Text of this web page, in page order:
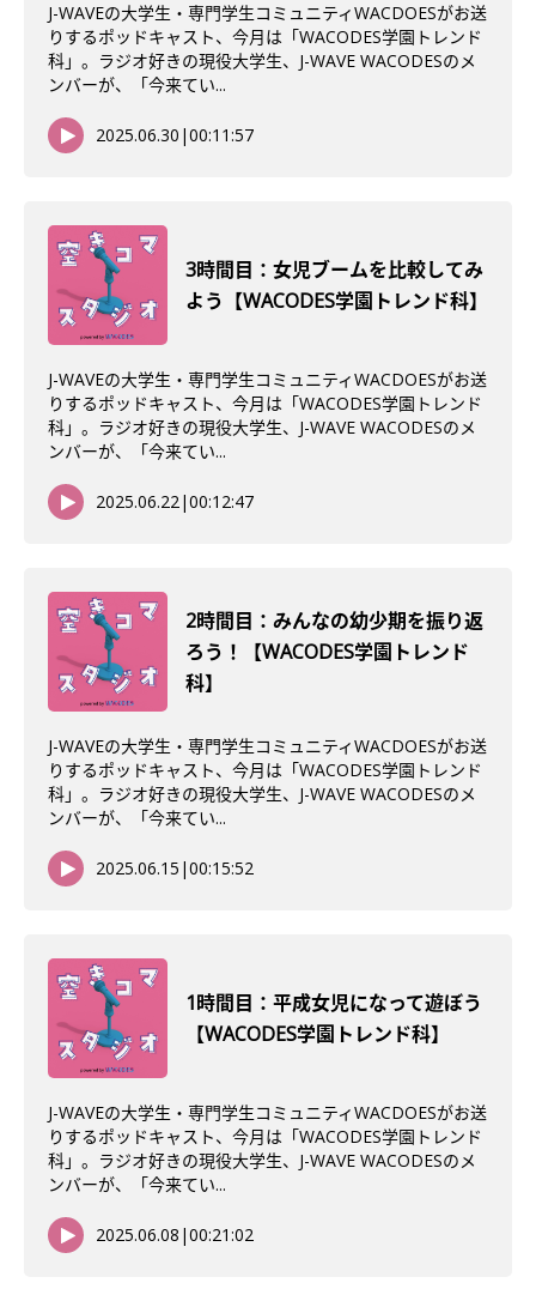
J-WAVEの大学生・専門学生コミュニティWACDOESがお送
りするポッドキャスト、今月は「WACODES学園トレンド
科」。ラジオ好きの現役大学生、J-WAVE WACODESのメ
ンバーが、「今来てい...
2025.06.30 |00:11:57
3時間目：女児ブームを比較してみ
よう【WACODES学園トレンド科】
J-WAVEの大学生・専門学生コミュニティWACDOESがお送
りするポッドキャスト、今月は「WACODES学園トレンド
科」。ラジオ好きの現役大学生、J-WAVE WACODESのメ
ンバーが、「今来てい...
2025.06.22|00:12:47
2時間目：みんなの幼少期を振り返
ろう！【WACODES学園トレンド
科】
J-WAVEの大学生・専門学生コミュニティWACDOESがお送
りするポッドキャスト、今月は「WACODES学園トレンド
科」。ラジオ好きの現役大学生、J-WAVE WACODESのメ
ンバーが、「今来てい...
2025.06.15 |00:15:52
1時間目：平成女児になって遊ぼう
【WACODES学園トレンド科】
J-WAVEの大学生・専門学生コミュニティWACDOESがお送
りするポッドキャスト、今月は「WACODES学園トレンド
科」。ラジオ好きの現役大学生、J-WAVE WACODESのメ
ンバーが、「今来てい...
2025.06.08 |00:21:02